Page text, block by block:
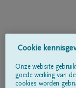
Volg ons op
Cookie
Onze website
goede werking van
cookies worden